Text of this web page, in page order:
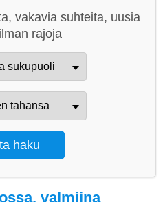
vakavia suhteita, uusia
rajoja
valmiina